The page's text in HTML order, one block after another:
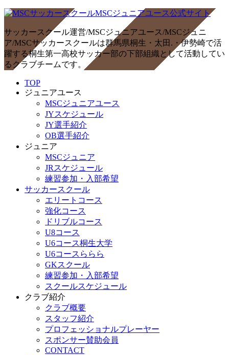
サッカースクール運営/MSCジュニアユース/MSCジュニ
ア/MSCサッカースクールは群馬県桐生・太田.・伊勢崎で活
躍する桐生第一高校サッカー部の下部組織として活動してい
るクラブチームです。
TOP
ジュニアユース
MSCジュニアユース
JYスケジュール
JY選手紹介
OB選手紹介
ジュニア
MSCジュニア
JRスケジュール
練習参加・入部希望
サッカースクール
エリートコース
強化コース
ドリブルコース
U8コース
U6コース桐生大学
U6コースららら
GKスクール
練習参加・入部希望
スクールスケジュール
クラブ紹介
クラブ概要
スタッフ紹介
プロフェッショナルプレーヤー
スポンサー賛助会員
CONTACT